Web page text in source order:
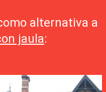
alternativa a
jaula: